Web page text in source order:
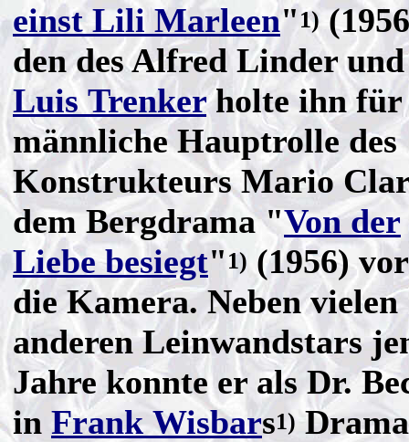
einst Lili Marleen" 1)
den des Alfred Linder und
Luis Trenkerholte ihn für
männliche Hauptrolle des
Konstrukteurs Mario
dem Bergdrama "Von der
Liebe besiegt"1) (1956) vor
die Kamera. Neben vielen
anderen Leinwandstars
Jahre konnte er als Dr.
in Frank Wisbars1)Drama